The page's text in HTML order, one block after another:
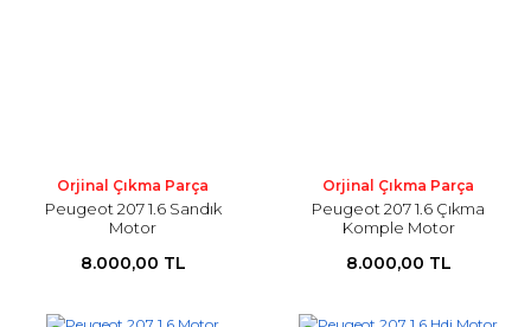
Orjinal Çıkma Parça
Peugeot 207 1.6 Sandık
Motor
8.000,00 TL
Orjinal Çıkma Parça
Peugeot 207 1.6 Çıkma
Komple Motor
8.000,00 TL